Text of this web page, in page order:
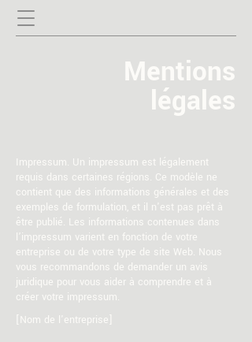
Mentions
légales
Impressum. Un impressum est légalement
requis dans certaines régions. Ce modèle ne
contient que des informations générales et des
exemples de formulation, et il n'est pas prêt à
être publié. Les informations contenues dans
l’impressum varient en fonction de votre
entreprise ou de votre type de site Web. Nous
vous recommandons de demander un avis
juridique pour vous aider à comprendre et à
créer votre impressum.
[Nom de l'entreprise]